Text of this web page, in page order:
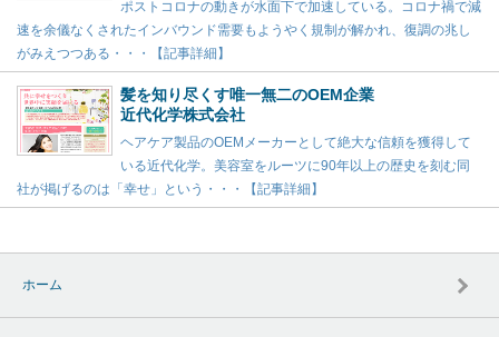
ポストコロナの動きが水面下で加速している。コロナ禍で減
速を余儀なくされたインバウンド需要もようやく規制が解かれ、復調の兆し
がみえつつある・・・【記事詳細】
髪を知り尽くす唯一無二のOEM企業
近代化学株式会社
ヘアケア製品のOEMメーカーとして絶大な信頼を獲得して
いる近代化学。美容室をルーツに90年以上の歴史を刻む同
社が掲げるのは「幸せ」という・・・【記事詳細】
ホーム